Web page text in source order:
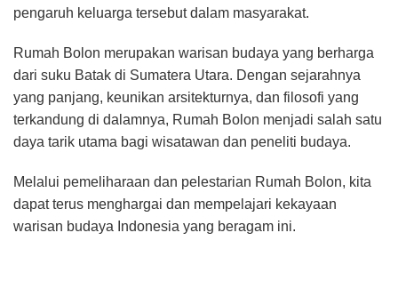
pengaruh keluarga tersebut dalam masyarakat.
Rumah Bolon merupakan warisan budaya yang berharga
dari suku Batak di Sumatera Utara. Dengan sejarahnya
yang panjang, keunikan arsitekturnya, dan filosofi yang
terkandung di dalamnya, Rumah Bolon menjadi salah satu
daya tarik utama bagi wisatawan dan peneliti budaya.
Melalui pemeliharaan dan pelestarian Rumah Bolon, kita
dapat terus menghargai dan mempelajari kekayaan
warisan budaya Indonesia yang beragam ini.